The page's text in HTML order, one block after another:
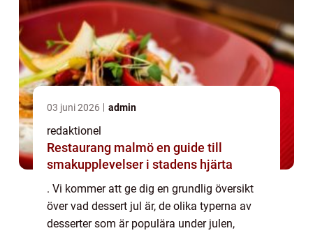
03 juni 2026 admin
redaktionel
Restaurang malmö en guide till
smakupplevelser i stadens hjärta
. Vi kommer att ge dig en grundlig översikt
över vad dessert jul är, de olika typerna av
desserter som är populära under julen,